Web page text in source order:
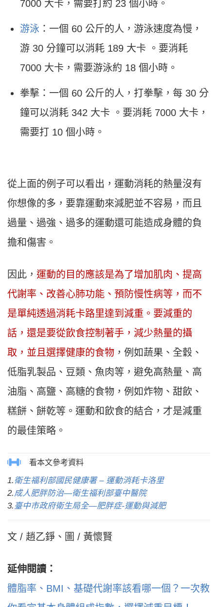
7000 大卡，需要打約 23 個小時。
游泳 ：一個 60 公斤的人，游泳速度為慢，
游 30 分鐘可以消耗 189 大卡 。要消耗
7000 大卡，需要游泳約 18 個小時。
拳擊：一個 60 公斤的人，打拳擊，每 30 分
鐘可以消耗 342 大卡 。要消耗 7000 大卡，
需要打 10 個小時。
從上面的例子可以看出，運動消耗的熱量沒有
你想像的多，要靠運動來減肥並不容易，而且
過量、過強、過多的運動還可能造成身體的負
擔和傷害。
因此， 運動的目的應該是為了增加肌肉、提高
代謝率、改善心肺功能、預防慢性病等，而不
是單純透過消耗卡路里達到減重。要減重的
話，還是要從飲食控制著手，減少熱量的攝
取，並且選擇健康的食物 ，例如蔬果、全穀、
低脂乳製品、豆類、魚肉等，避免高熱量、高
油脂、高鹽、高糖的食物，例如炸物、甜飲、
糕餅、餅乾等。運動和飲食的結合，才是減重
的最佳策略。
1. 衛生福利部國民健康署 – 運動消耗卡洛里
2. 成人肥胖防治—衛生福利部臺中醫院
3. 臺中市政府衛生局全—肥胖症-運動與減肥
文 / 趙乙錚、圖 / 黃懷賢
延伸閱讀：
體脂率、BMI、基礎代謝率該看哪一個？一次教